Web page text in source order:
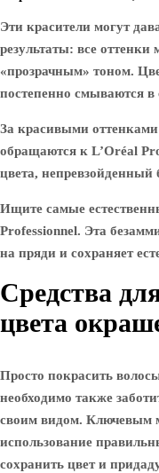
Эти красители могут
результаты: все
«прозрачным» тоном.
постепенно смываются в
За красивыми
обращаются к L’Oréal
цвета, непревзойденный
Ищите самые
Professionnel. Эта
на пряди и сохраняет
Средства
цвета
Просто покрасить
необходимо также
своим видом. Ключевым
использование
сохранить цвет и